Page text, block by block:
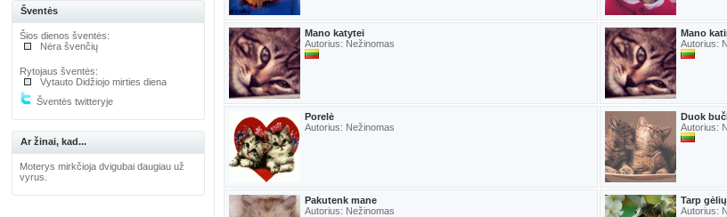
Šventės
Šios dienos šventės:
Nėra švenčių
Rytojaus šventės:
Vytauto Didžiojo mirties diena
Šventės twitteryje
Ar žinai, kad...
Moterys mirkčioja dvigubai daugiau už
vyrus.
Mano katytei
Autorius: Nežinomas
Mano
Autorius:
Porelė
Autorius: Nežinomas
Duok
Autorius:
Pakutenk mane
Autorius: Nežinomas
Tarp gėlių
Autorius: